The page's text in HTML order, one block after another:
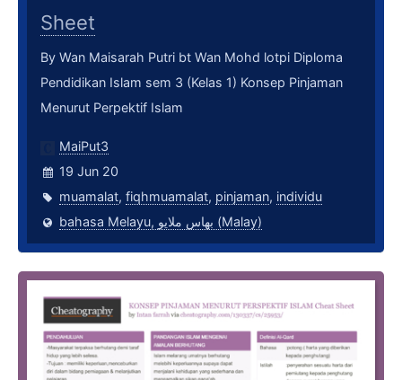
Sheet
By Wan Maisarah Putri bt Wan Mohd lotpi Diploma
Pendidikan Islam sem 3 (Kelas 1) Konsep Pinjaman
Menurut Perpektif Islam
MaiPut3
19 Jun 20
muamalat, fiqhmuamalat, pinjaman, individu
bahasa Melayu, بهاس ملايو‎ (Malay)